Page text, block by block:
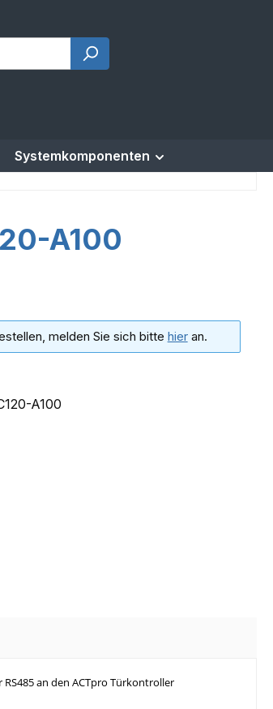
Systemkomponenten
A100
melden Sie sich bitte hieran.
A100
an den ACTpro Türkontroller